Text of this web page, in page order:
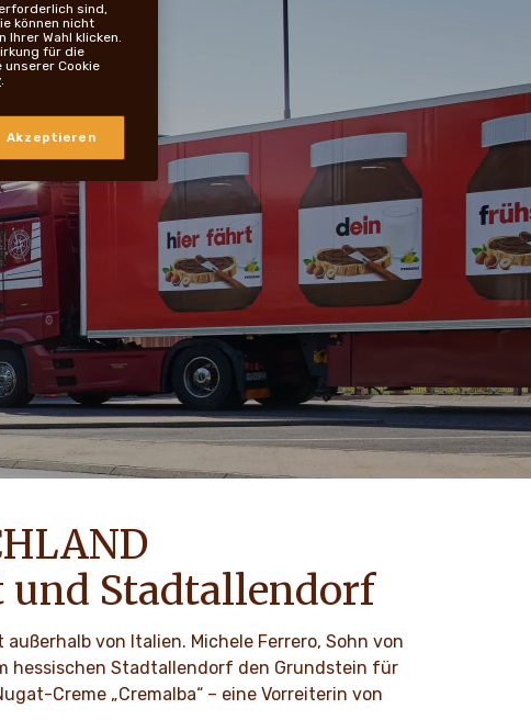
Stadtallendorf
von Italien. Michele Ferrero, Sohn von
hessischen Stadtallendorf den Grundstein für
Creme „Cremalba“ – eine Vorreiterin von
sind,
können nicht
Ihrer Wahl klicken.
für die
Cookie
.
Akzeptieren